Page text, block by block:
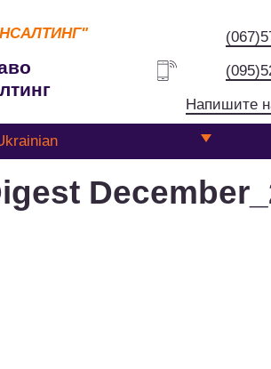
Напишите